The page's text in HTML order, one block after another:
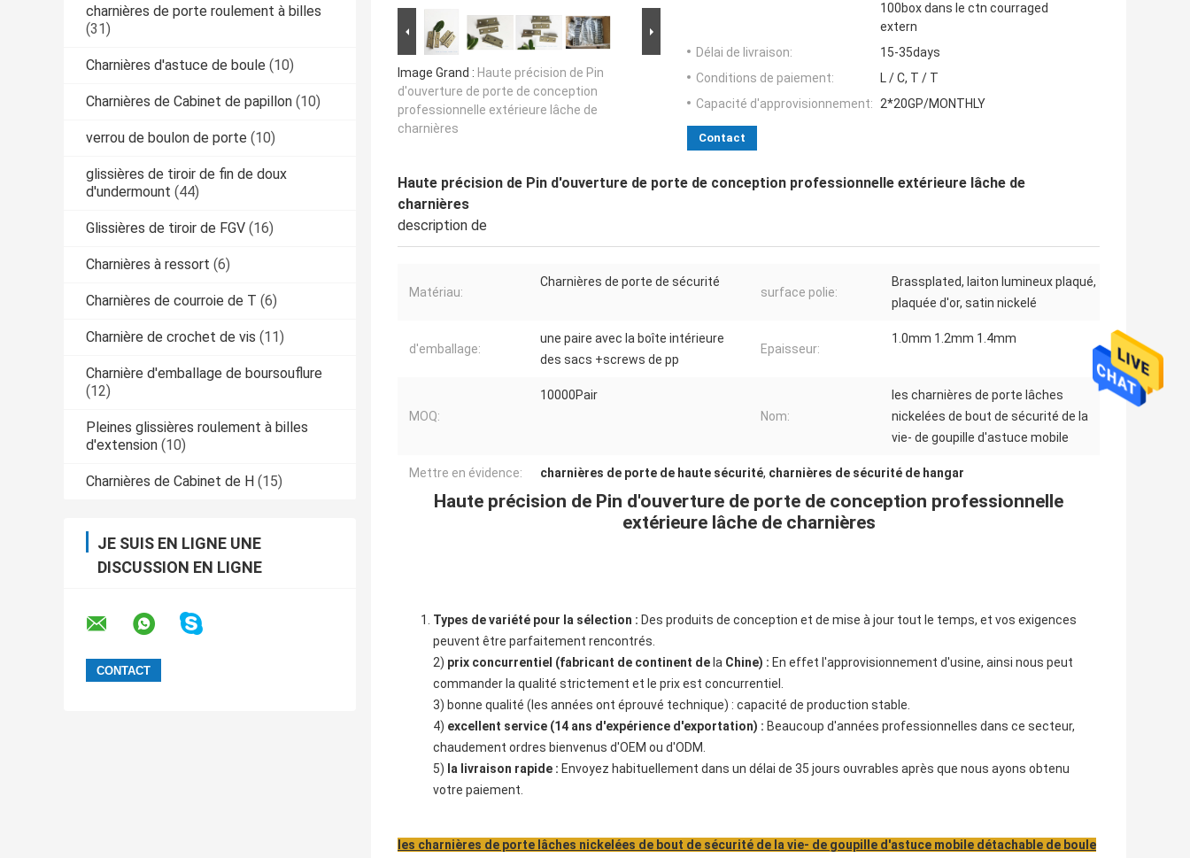
charnières de porte roulement à billes
(31)
Charnières d'astuce de boule (10)
Charnières de Cabinet de papillon (10)
verrou de boulon de porte (10)
glissières de tiroir de fin de doux
d'undermount (44)
Glissières de tiroir de FGV (16)
Charnières à ressort (6)
Charnières de courroie de T (6)
Charnière de crochet de vis (11)
Charnière d'emballage de boursouflure
(12)
Pleines glissières roulement à billes
d'extension (10)
Charnières de Cabinet de H (15)
JE SUIS EN LIGNE UNE
DISCUSSION EN LIGNE
Image Grand : Haute précision de Pin
d'ouverture de porte de conception
professionnelle extérieure lâche de
charnières
100box dans le ctn courraged
extern
Délai de livraison:
15-35days
Conditions de paiement:
L / C, T / T
Capacité d'approvisionnement: 2*20GP/MONTHLY
Contact
Haute précision de Pin d'ouverture de porte de conception professionnelle extérieure lâche de
charnières
description de
Matériau:
Charnières de porte de sécurité
surface polie:
Brassplated, laiton lumineux plaqué,
plaquée d'or, satin nickelé
d'emballage:
une paire avec la boîte intérieure
des sacs +screws de pp
Epaisseur:
1.0mm 1.2mm 1.4mm
MOQ:
10000Pair
Nom:
les charnières de porte lâches
nickelées de bout de sécurité de la
vie- de goupille d'astuce mobile
Mettre en évidence: charnières de porte de haute sécurité, charnières de sécurité de hangar
Haute précision de Pin d'ouverture de porte de conception professionnelle
extérieure lâche de charnières
Types de variété pour la sélection : Des produits de conception et de mise à jour tout le temps, et vos exigences
peuvent être parfaitement rencontrés.
2) prix concurrentiel (fabricant de continent de la Chine) : En effet l'approvisionnement d'usine, ainsi nous peut
commander la qualité strictement et le prix est concurrentiel.
3) bonne qualité (les années ont éprouvé technique) : capacité de production stable.
4) excellent service (14 ans d'expérience d'exportation) : Beaucoup d'années professionnelles dans ce secteur,
chaudement ordres bienvenus d'OEM ou d'ODM.
5) la livraison rapide : Envoyez habituellement dans un délai de 35 jours ouvrables après que nous ayons obtenu
votre paiement.
les charnières de porte lâches nickelées de bout de sécurité de la vie- de goupille d'astuce mobile détachable de boule